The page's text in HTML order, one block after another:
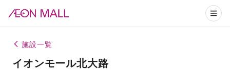
施設一覧
イオンモール北大路